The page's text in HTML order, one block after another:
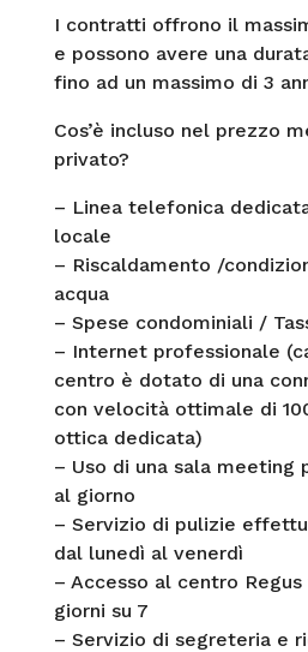
I contratti offrono il
e possono avere una
fino ad un massimo di 3
Cos’è incluso nel prezzo
privato?
– Linea telefonica
locale
– Riscaldamento /
acqua
– Spese condominiali /
– Internet professionale
centro è dotato di una
con velocità ottimale di
ottica dedicata)
– Uso di una sala meeting
al giorno
– Servizio di pulizie
dal lunedì al venerdì
– Accesso al centro
giorni su 7
– Servizio di segreteria e